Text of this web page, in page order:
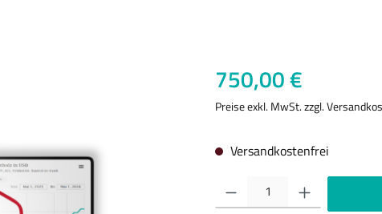
Regulärer Preis:
750,00 €
Preise exkl. MwSt. zzgl.
Versandkostenfrei
Produkt Anzahl: Gib den